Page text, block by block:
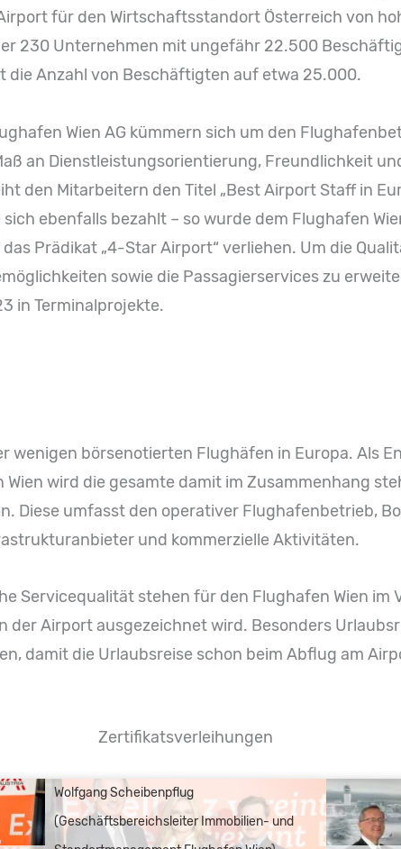
für den Wirtschaftsstandort Österreich von
230 Unternehmen mit ungefähr 22.500
die Anzahl von Beschäftigten auf etwa 25.000.
Wien AG kümmern sich um den
an Dienstleistungsorientierung, Freundlichkeit
den Mitarbeitern den Titel „Best Airport Staff in
ebenfalls bezahlt – so wurde dem Flughafen
Prädikat „4-Star Airport“ verliehen. Um die
sowie die Passagierservices zu
in Terminalprojekte.
wenigen börsenotierten Flughäfen in Europa. Als
wird die gesamte damit im Zusammenhang
Diese umfasst den operativer Flughafenbetrieb,
und kommerzielle Aktivitäten.
Servicequalität stehen für den Flughafen Wien im
der Airport ausgezeichnet wird. Besonders
damit die Urlaubsreise schon beim Abflug am
Zertifikatsverleihungen
Wolfgang Scheibenpflug
(Geschäftsbereichsleiter Immobilien- und